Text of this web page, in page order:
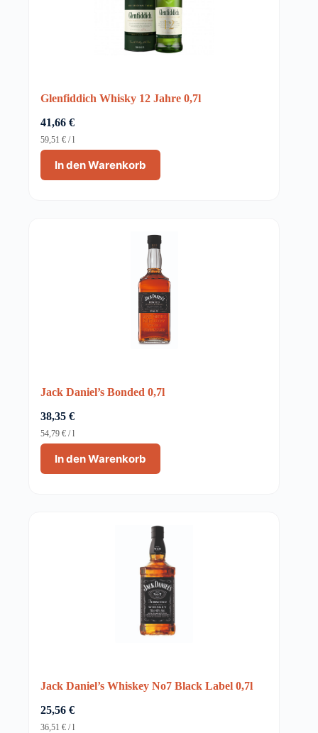
Glenfiddich Whisky 12 Jahre 0,7l
41,66 €
In den Warenkorb
59,51 € /l
Jack Daniel’s Bonded 0,7l
38,35 €
In den Warenkorb
54,79 € /l
Jack Daniel’s Whiskey No7 Black Label 0,7l
25,56 €
36,51 € /l